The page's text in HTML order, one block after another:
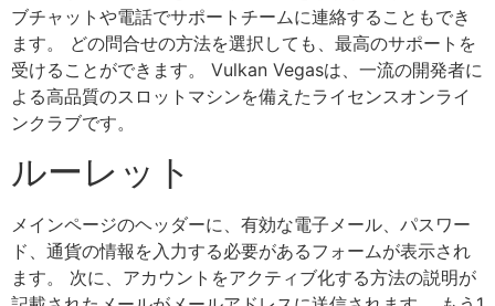
ブチャットや電話でサポートチームに連絡することもでき
ます。 どの問合せの方法を選択しても、最高のサポートを
受けることができます。 Vulkan Vegasは、一流の開発者に
よる高品質のスロットマシンを備えたライセンスオンライ
ンクラブです。
ルーレット
メインページのヘッダーに、有効な電子メール、パスワー
ド、通貨の情報を入力する必要があるフォームが表示され
ます。 次に、アカウントをアクティブ化する方法の説明が